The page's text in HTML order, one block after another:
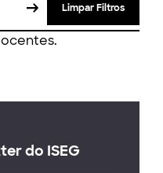
Limpar Filtros
do ISEG